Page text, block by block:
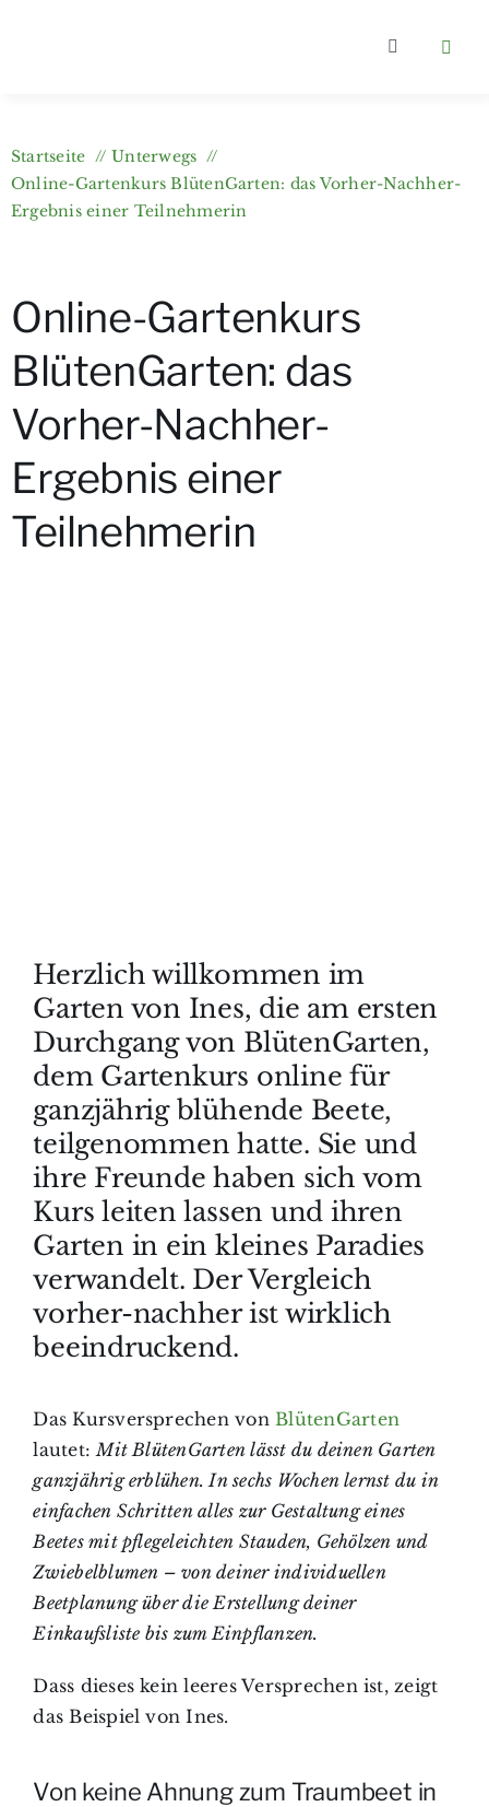
Toggle
Kategorien
Startseite
Unterwegs
Online-Gartenkurs BlütenGarten: das Vorher-Nachher-
Ergebnis einer Teilnehmerin
Online-Gartenkurs
BlütenGarten: das
Vorher-Nachher-
Ergebnis einer
Teilnehmerin
Herzlich willkommen im
Garten von Ines, die am ersten
Durchgang von BlütenGarten,
dem Gartenkurs online für
ganzjährig blühende Beete,
teilgenommen hatte. Sie und
ihre Freunde haben sich vom
Kurs leiten lassen und ihren
Garten in ein kleines Paradies
verwandelt. Der Vergleich
vorher-nachher ist wirklich
beeindruckend.
Das Kursversprechen vonBlütenGarten
lautet:Mit BlütenGarten lässt du deinen Garten
ganzjährig erblühen. In sechs Wochen lernst du in
einfachen Schritten alles zur Gestaltung eines
Beetes mit pflegeleichten Stauden, Gehölzen und
Zwiebelblumen – von deiner individuellen
Beetplanung über die Erstellung deiner
Einkaufsliste bis zum Einpflanzen.
Dass dieses kein leeres Versprechen ist, zeigt
das Beispiel von Ines.
Von keine Ahnung zum Traumbeet in